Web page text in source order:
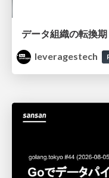
データ組織の転換
leveragestech